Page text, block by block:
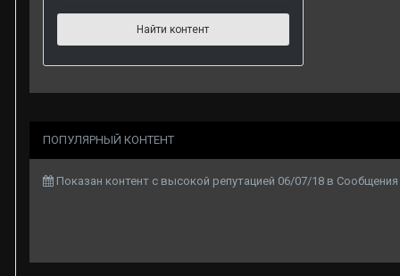
Найти контент
ПОПУЛЯРНЫЙ КОНТЕНТ
Показан контент с высокой репутацией 06/07/18 в Сообщения